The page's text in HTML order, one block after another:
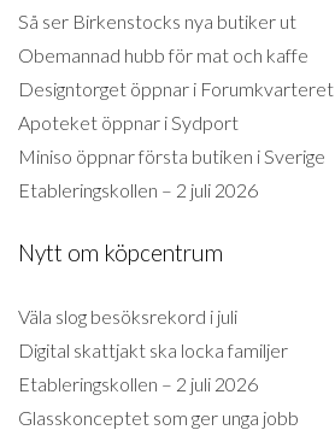
Så ser Birkenstocks nya butiker ut
Obemannad hubb för mat och kaffe
Designtorget öppnar i Forumkvarteret
Apoteket öppnar i Sydport
Miniso öppnar första butiken i Sverige
Etableringskollen – 2 juli 2026
Nytt om köpcentrum
Väla slog besöksrekord i juli
Digital skattjakt ska locka familjer
Etableringskollen – 2 juli 2026
Glasskonceptet som ger unga jobb